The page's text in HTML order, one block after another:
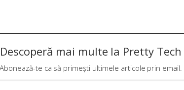
Descoperă mai multe la Pretty Tech
Abonează-te ca să primești ultimele articole prin email.